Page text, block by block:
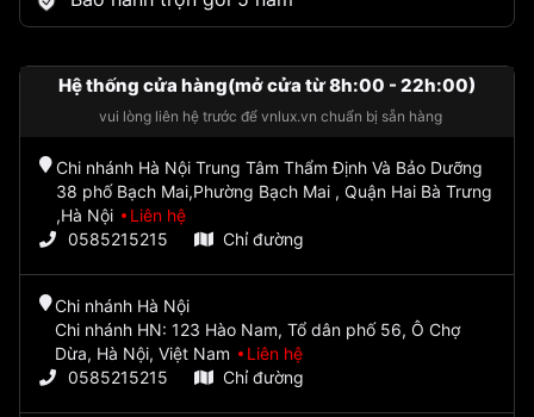
Hệ thống cửa hàng(mở cửa từ 8h:00 - 22h:00)
vui lòng liên hệ trước để vnlux.vn chuẩn bị sẵn hàng
Chi nhánh Hà Nội Trung Tâm Thẩm Định Và Bảo Dưỡng
38 phố Bạch Mai,Phường Bạch Mai , Quận Hai Bà Trưng
,Hà Nội
Liên hệ
0585215215
Chỉ đường
Chi nhánh Hà Nội
Chi nhánh HN: 123 Hào Nam, Tổ dân phố 56, Ô Chợ
Dừa, Hà Nội, Việt Nam
Liên hệ
0585215215
Chỉ đường